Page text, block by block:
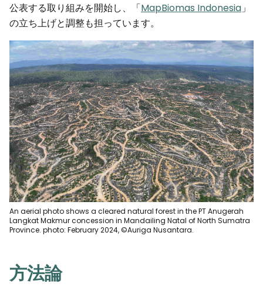
公表する取り組みを開始し、「MapBiomas Indonesia」
の立ち上げと調整も担っています。
An aerial photo shows a cleared natural forest in the PT Anugerah
Langkat Makmur concession in Mandailing Natal of North Sumatra
Province. photo: February 2024, ©Auriga Nusantara.
方法論